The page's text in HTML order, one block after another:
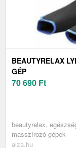
BEAUTYRELAX
GÉP
70 690 Ft
beautyrelax,
masszírozó gépek
alza.hu